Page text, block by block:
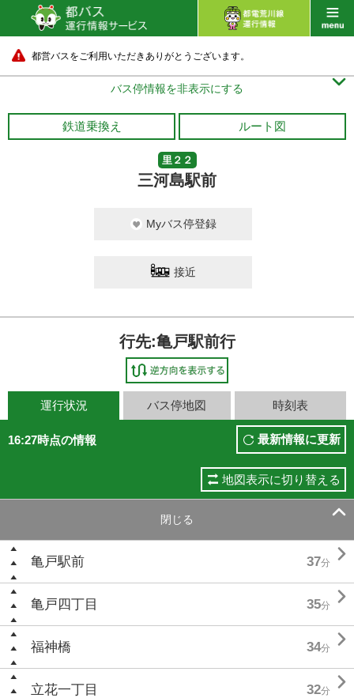
都営バスをご利用いただきありがとうございます。
バス停情報を非表示にする 
鉄道乗換え ルート図
里２２
三河島駅前
Myバス停登録
接近
行先:亀戸駅前行
運行状況 バス停地図 時刻表
16:27時点の情報 最新情報に更新
地図表示に切り替える
閉じる 
亀戸駅前 37分 
亀戸四丁目 35分 
福神橋 34分 
立花一丁目 32分 